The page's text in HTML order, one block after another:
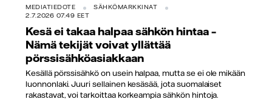
MEDIATIEDOTE
SÄHKÖMARKKINAT
2.7.2026 07.49 EET
Kesä ei takaa halpaa sähkön hintaa –
Nämä tekijät voivat yllättää
pörssisähköasiakkaan
Kesällä pörssisähkö on usein halpaa, mutta se ei ole mikään
luonnonlaki. Juuri sellainen kesäsää, jota suomalaiset
rakastavat, voi tarkoittaa korkeampia sähkön hintoja.